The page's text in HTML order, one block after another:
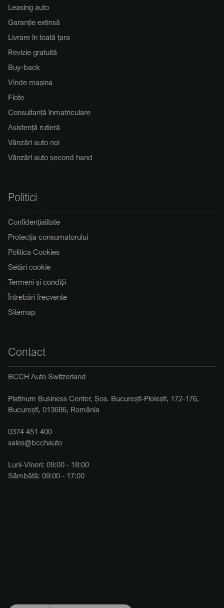
Leasing auto
Garanție extinsă
Livrare în toată țara
Revizie gratuită
Buy-back
Vinde mașina
Flote
Consultanță înmatriculare
Asistență rutieră
Vânzări auto noi
Vânzări auto second hand
Politici
Confidențialitate
Protecția consumatorului
Politica Cookies
Setări cookie
Termeni și condiții
Întrebări frecvente
Sitemap
Contact
BCCH Auto Switzerland
Platinum Business Center, Șos. București-Ploiești, 172-176,
București, 013686, România
0374 451 400
sales@bcchauto
Luni-Vineri: 09:00 - 18:00
Sâmbătă: 09:00 - 17:00